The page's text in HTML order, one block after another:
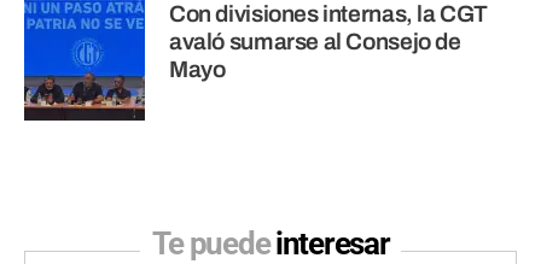
Con divisiones internas, la CGT
avaló sumarse al Consejo de
Mayo
Te puedeinteresar